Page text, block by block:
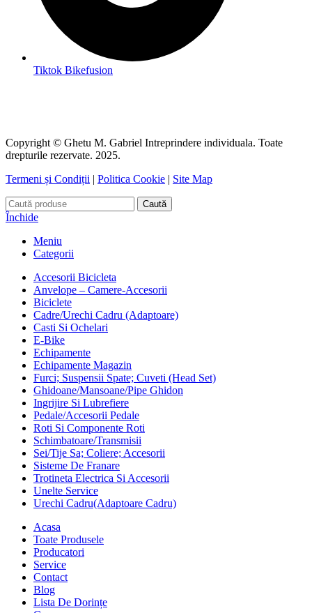
Tiktok Bikefusion
Copyright © Ghetu M. Gabriel Intreprindere individuala. Toate
drepturile rezervate. 2025.
Termeni și Condiții | Politica Cookie | Site Map
Caută
Închide
Meniu
Categorii
Accesorii Bicicleta
Anvelope – Camere-Accesorii
Biciclete
Cadre/Urechi Cadru (Adaptoare)
Casti Si Ochelari
E-Bike
Echipamente
Echipamente Magazin
Furci; Suspensii Spate; Cuveti (Head Set)
Ghidoane/Mansoane/Pipe Ghidon
Ingrijire Si Lubrefiere
Pedale/Accesorii Pedale
Roti Si Componente Roti
Schimbatoare/Transmisii
Sei/Tije Sa; Coliere; Accesorii
Sisteme De Franare
Trotineta Electrica Si Accesorii
Unelte Service
Urechi Cadru(Adaptoare Cadru)
Acasa
Toate Produsele
Producatori
Service
Contact
Blog
Lista De Dorințe